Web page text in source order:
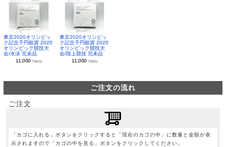
東京2020オリンピッ
ク記念千円銀貨 2020
オリンピック競技大
会/水泳 完未品
11,000円(税別)
東京2020オリンピッ
ク記念千円銀貨 2020
オリンピック競技大
会/陸上競技 完未品
11,000 円(税別)
ご注文の流れ
ご注文
「カゴに入れる」ボタンをクリックすると「現在のカゴの中」に数量と金額が表
示されますので「カゴの中を見る」ボタンをクリックしてください。